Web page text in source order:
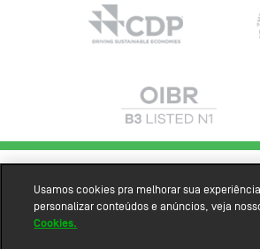
Usamos cookies pra melhorar sua
personalizar conteúdos e anúncios, veja
Cookies.